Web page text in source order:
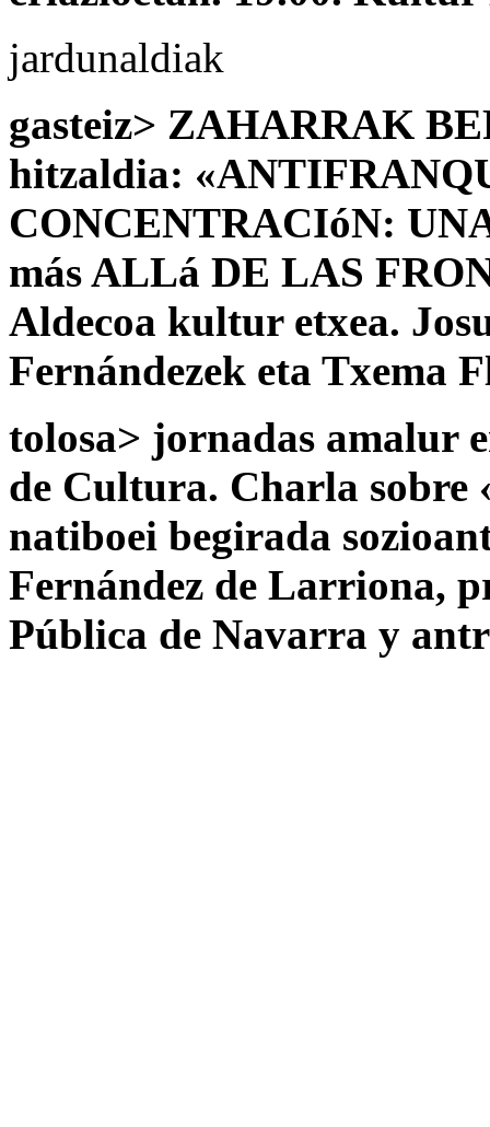
jardunaldiak
gasteiz> ZAHARRAK
hitzaldia:
CONCENTRACIóN:
más ALLá DE LAS
Aldecoa kultur etxea.
Fernándezek eta Txema
tolosa> jornadas amalur
de Cultura. Charla
natiboei begirada
Fernández de Larriona,
Pública de Navarra y